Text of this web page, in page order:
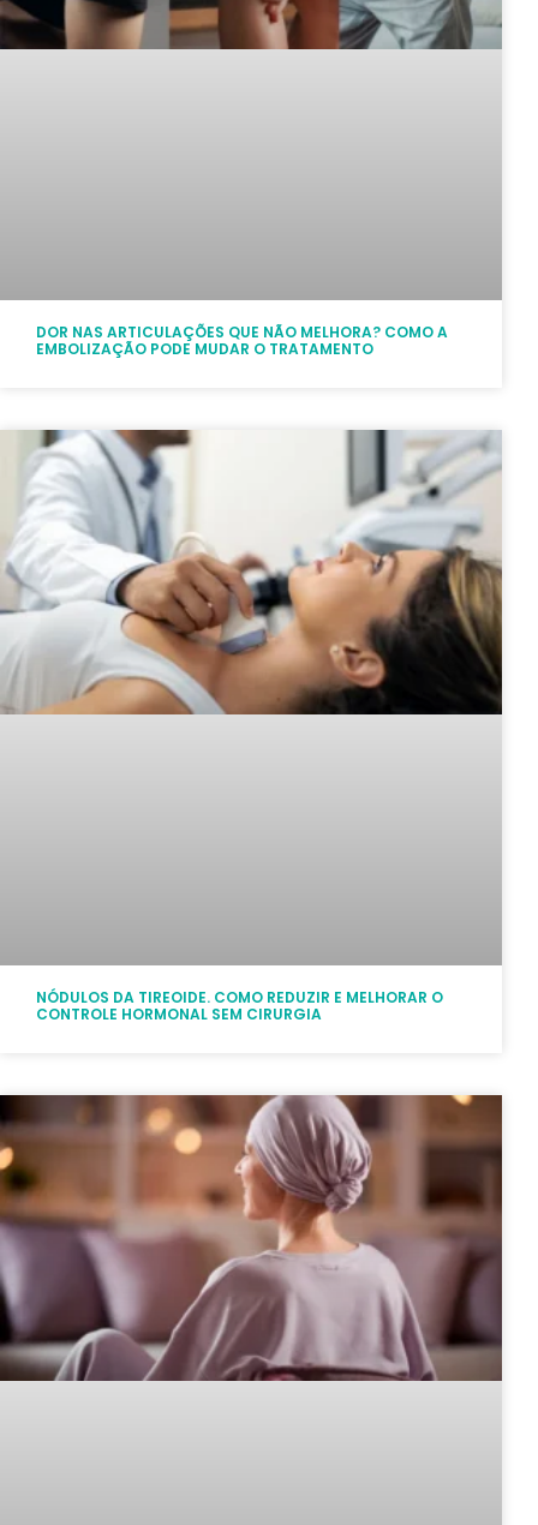
DOR NAS ARTICULAÇÕES QUE NÃO MELHORA? COMO A
EMBOLIZAÇÃO PODE MUDAR O TRATAMENTO
NÓDULOS DA TIREOIDE. COMO REDUZIR E MELHORAR O
CONTROLE HORMONAL SEM CIRURGIA